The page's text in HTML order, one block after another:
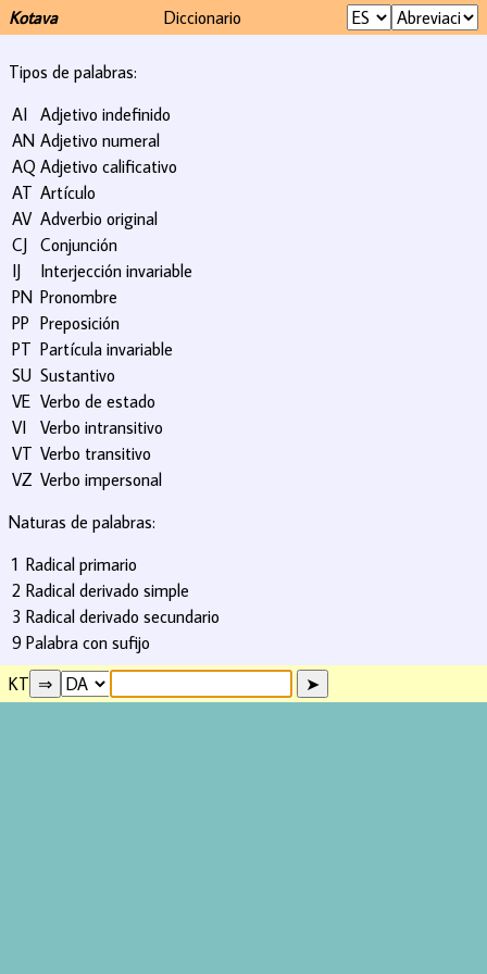
Kotava Diccionario
Tipos de palabras:
AI Adjetivo indefinido
AN Adjetivo numeral
AQ Adjetivo calificativo
AT Artículo
AV Adverbio original
CJ Conjunción
IJ
Interjección invariable
PN Pronombre
PP Preposición
PT Partícula invariable
SU Sustantivo
VE Verbo de estado
VI
Verbo intransitivo
VT Verbo transitivo
VZ Verbo impersonal
Naturas de palabras:
1 Radical primario
2 Radical derivado simple
3 Radical derivado secundario
9 Palabra con sufijo
KT